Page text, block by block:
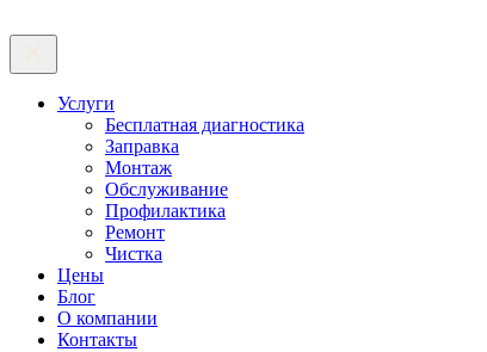
Услуги
Бесплатная диагностика
Заправка
Монтаж
Обслуживание
Профилактика
Ремонт
Чистка
Цены
Блог
О компании
Контакты